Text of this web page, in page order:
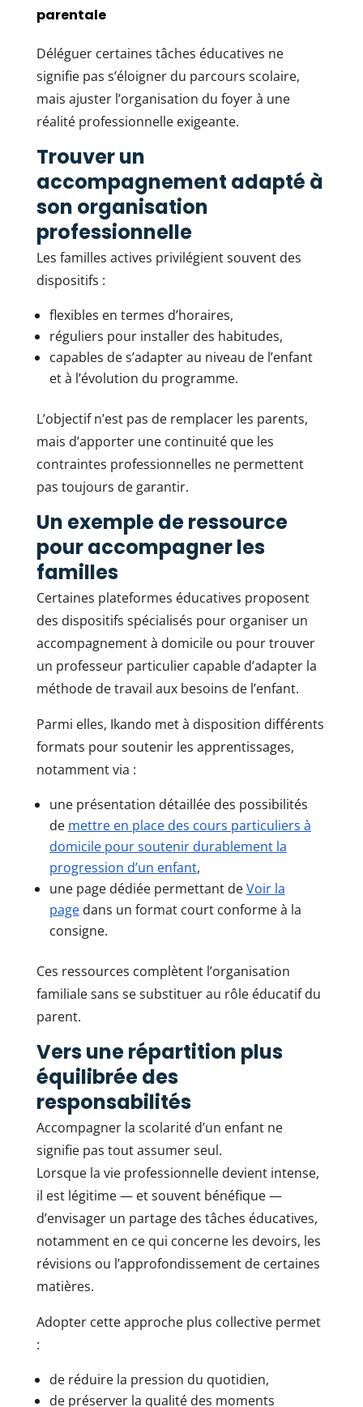
parentale
Déléguer certaines tâches éducatives ne
signifie pas s’éloigner du parcours scolaire,
mais ajuster l’organisation du foyer à une
réalité professionnelle exigeante.
Trouver un
accompagnement adapté à
son organisation
professionnelle
Les familles actives privilégient souvent des
dispositifs :
flexibles en termes d’horaires,
réguliers pour installer des habitudes,
capables de s’adapter au niveau de l’enfant
et à l’évolution du programme.
L’objectif n’est pas de remplacer les parents,
mais d’apporter une continuité que les
contraintes professionnelles ne permettent
pas toujours de garantir.
Un exemple de ressource
pour accompagner les
familles
Certaines plateformes éducatives proposent
des dispositifs spécialisés pour organiser un
accompagnement à domicile ou pour trouver
un professeur particulier capable d’adapter la
méthode de travail aux besoins de l’enfant.
Parmi elles, Ikando met à disposition différents
formats pour soutenir les apprentissages,
notamment via :
une présentation détaillée des possibilités
de mettre en place des cours particuliers à
domicile pour soutenir durablement la
progression d’un enfant,
une page dédiée permettant deVoir la
pagedans un format court conforme à la
consigne.
Ces ressources complètent l’organisation
familiale sans se substituer au rôle éducatif du
parent.
Vers une répartition plus
équilibrée des
responsabilités
Accompagner la scolarité d’un enfant ne
signifie pas tout assumer seul.
Lorsque la vie professionnelle devient intense,
il est légitime — et souvent bénéfique —
d’envisager un partage des tâches éducatives,
notamment en ce qui concerne les devoirs, les
révisions ou l’approfondissement de certaines
matières.
Adopter cette approche plus collective permet
:
de réduire la pression du quotidien,
de préserver la qualité des moments